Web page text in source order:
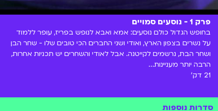
פרק 1 - נוסעים סמויים
בחופש הגדול כולם נוסעים: אמא ואבא לנופש בפריז, עופר ללמוד
על נשרים בצפון הארץ, ואודי ושני החברים הכי טובים שלו - שחר הבן
ושחר הבת, נרשמים לקייטנה. אבל לאודי והשחרים יש תכניות אחרות,
הרבה יותר מעניינות...
21 דק'
סדרות נוספות